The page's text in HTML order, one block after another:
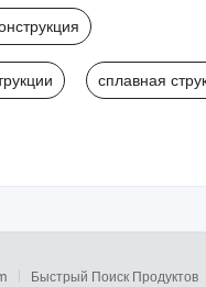
сплавная
Быстрый Поиск Продуктов